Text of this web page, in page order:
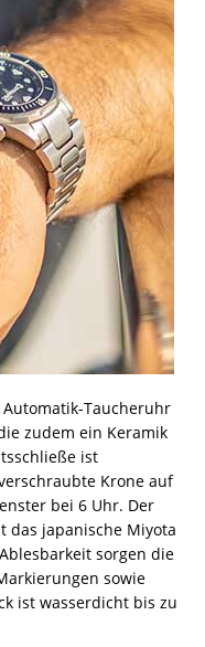
Taucheruhr
zudem ein Keramik
ist
Krone auf
bei 6 Uhr. Der
das japanische Miyota
sorgen die
sowie
ist wasserdicht bis zu